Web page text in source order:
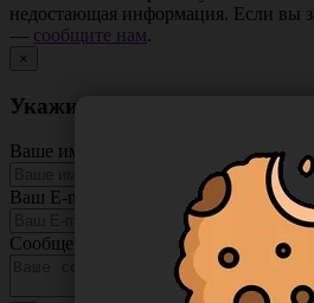
недостающая информация. Если вы
— сообщите нам.
×
Укажите неточность в
Ваше имя
Ваш E-mail
Сообщение